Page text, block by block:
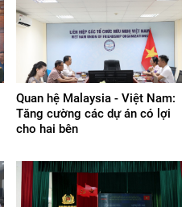
Quan hệ Malaysia - Việt Nam:
Tăng cường các dự án có lợi
cho hai bên